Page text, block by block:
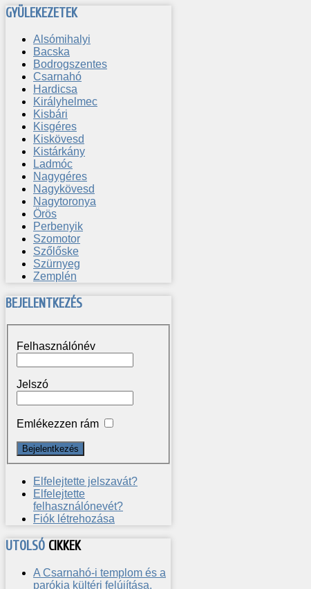
GYÜLEKEZETEK
Alsómihalyi
Bacska
Bodrogszentes
Csarnahó
Hardicsa
Királyhelmec
Kisbári
Kisgéres
Kiskövesd
Kistárkány
Ladmóc
Nagygéres
Nagykövesd
Nagytoronya
Örös
Perbenyik
Szomotor
Szőlőske
Szürnyeg
Zemplén
BEJELENTKEZÉS
Felhasználónév
Jelszó
Emlékezzen rám
Elfelejtette jelszavát?
Elfelejtette
felhasználónevét?
Fiók létrehozása
UTOLSÓ CIKKEK
A Csarnahó-i templom és a
parókia kültéri felújítása,